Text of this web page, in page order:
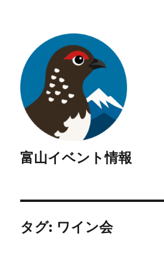
富山イベント情報
タグ: ワイン会